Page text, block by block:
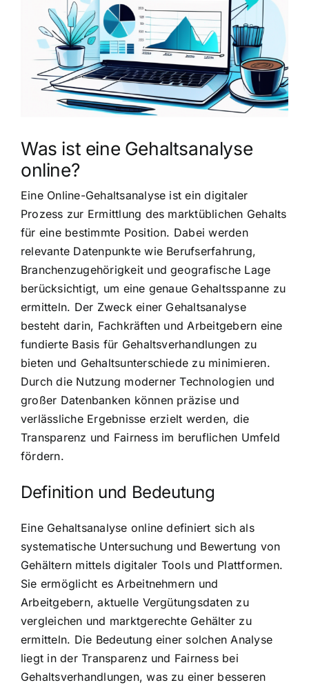
grösseres
Bild
Was ist eine Gehaltsanalyse
online?
Eine Online-Gehaltsanalyse ist ein digitaler
Prozess zur Ermittlung des marktüblichen Gehalts
für eine bestimmte Position. Dabei werden
relevante Datenpunkte wie Berufserfahrung,
Branchenzugehörigkeit und geografische Lage
berücksichtigt, um eine genaue Gehaltsspanne zu
ermitteln. Der Zweck einer Gehaltsanalyse
besteht darin, Fachkräften und Arbeitgebern eine
fundierte Basis für Gehaltsverhandlungen zu
bieten und Gehaltsunterschiede zu minimieren.
Durch die Nutzung moderner Technologien und
großer Datenbanken können präzise und
verlässliche Ergebnisse erzielt werden, die
Transparenz und Fairness im beruflichen Umfeld
fördern.
Definition und Bedeutung
Eine Gehaltsanalyse online definiert sich als
systematische Untersuchung und Bewertung von
Gehältern mittels digitaler Tools und Plattformen.
Sie ermöglicht es Arbeitnehmern und
Arbeitgebern, aktuelle Vergütungsdaten zu
vergleichen und marktgerechte Gehälter zu
ermitteln. Die Bedeutung einer solchen Analyse
liegt in der Transparenz und Fairness bei
Gehaltsverhandlungen, was zu einer besseren